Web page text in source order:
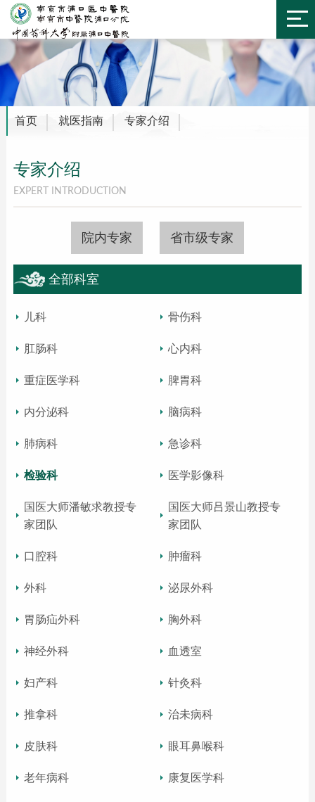
首页 就医指南 专家介绍
专家介绍
EXPERT INTRODUCTION
院内专家 省市级专家
全部科室
儿科 骨伤科
肛肠科 心内科
重症医学科 脾胃科
内分泌科 脑病科
肺病科 急诊科
检验科 医学影像科
国医大师潘敏求教授专
家团队
国医大师吕景山教授专
家团队
口腔科 肿瘤科
外科 泌尿外科
胃肠疝外科 胸外科
神经外科 血透室
妇产科 针灸科
推拿科 治未病科
皮肤科 眼耳鼻喉科
老年病科 康复医学科